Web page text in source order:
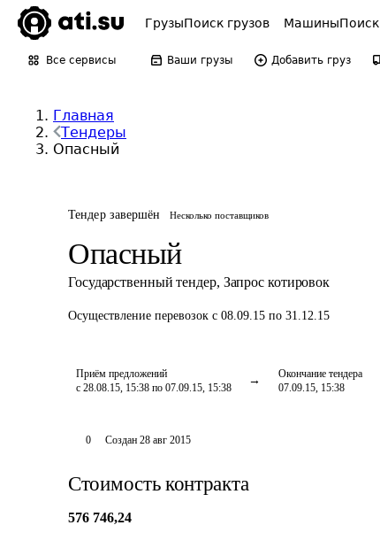
ГрузыПоиск грузов Машины
Все сервисы Ваши грузы Добавить груз
Главная
Тендеры
Опасный
Тендер завершён Несколько поставщиков
Опасный
Государственный тендер, Запрос котировок
Осуществление перевозок с 08.09.15 по 31.12.15
Приём предложений
с 28.08.15, 15:38 по 07.09.15, 15:38
Окончание тендера
07.09.15, 15:38
0 Создан 28 авг 2015
Стоимость контракта
576 746,24